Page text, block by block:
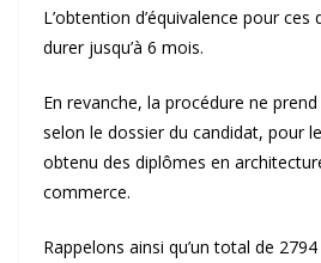
L’obtention d’équivalence pour
durer jusqu’à 6 mois.
En revanche, la procédure ne
selon le dossier du candidat, pour
obtenu des diplômes en
commerce.
Rappelons ainsi qu’un total de